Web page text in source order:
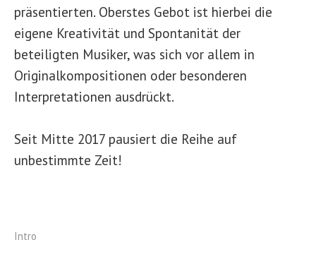
präsentierten. Oberstes Gebot ist hierbei die
eigene Kreativität und Spontanität der
beteiligten Musiker, was sich vor allem in
Originalkompositionen oder besonderen
Interpretationen ausdrückt.
Seit Mitte 2017 pausiert die Reihe auf
unbestimmte Zeit!
Intro